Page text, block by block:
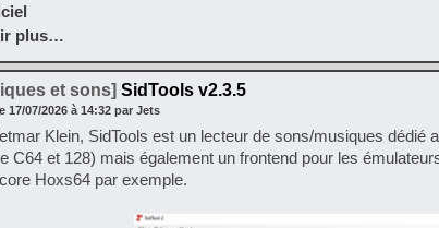
plus…
et sons] SidTools v2.3.5
17/07/2026 à 14:32 par Jets
Klein, SidTools est un lecteur de sons/musiques dédié
C64 et 128) mais également un frontend pour les
Hoxs64 par exemple.